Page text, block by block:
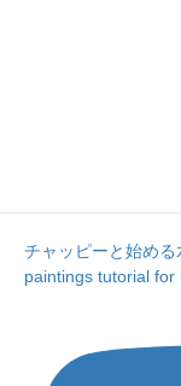
チャッピーと始め
paintings tutorial for